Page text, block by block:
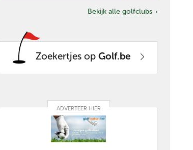
Bekijk alle golfclubs
Zoekertjes opGolf.be
ADVERTEER HIER